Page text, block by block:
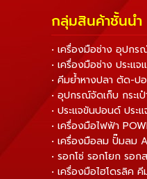
กลุ่มสินค้าชั้นนำ
• เครื่องมือช่าง อุปกร
• เครื่องมือช่าง ประแ
• คีมย้ำหางปลา ตัด-ป
• อุปกรณ์จัดเก็บ กระเ
• ประแจขันปอนด์ ปร
• เครื่องมือไฟฟ้า
• เครื่องมือลม ปั๊มลม
• รอกโซ่ รอกโยก รอ
• เครื่องมือไฮโดรลิค